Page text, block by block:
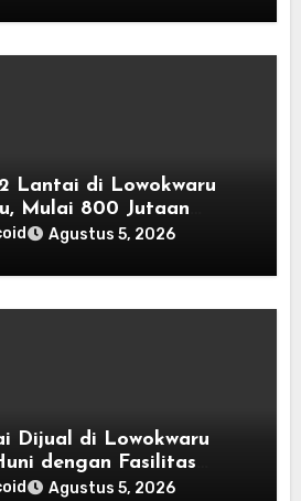
Lantai di Lowokwaru
Mulai 800 Jutaan
Agustus 5, 2026
Dijual di Lowokwaru
dengan Fasilitas
Agung by Tomoland
Agustus 5, 2026